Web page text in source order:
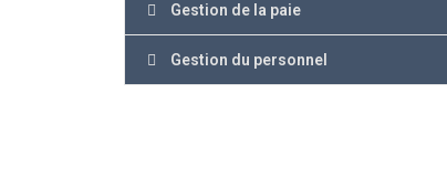
Gestion de la paie
Gestion du personnel